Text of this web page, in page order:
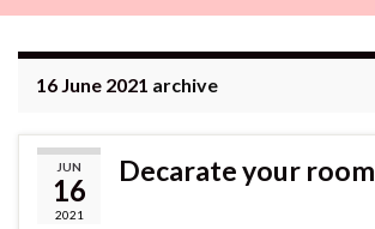
16 June 2021 archive
JUN
16
2021
Decarate your room